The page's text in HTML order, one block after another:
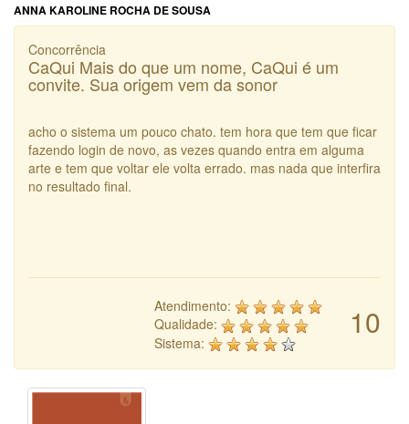
ANNA KAROLINE ROCHA DE SOUSA
Concorrência
CaQui Mais do que um nome, CaQui é um
convite. Sua origem vem da sonor
acho o sistema um pouco chato. tem hora que tem que ficar
fazendo login de novo, as vezes quando entra em alguma
arte e tem que voltar ele volta errado. mas nada que interfira
no resultado final.
10
Atendimento:
Qualidade:
Sistema: